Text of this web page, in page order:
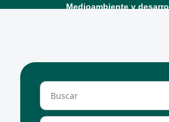
Medioambiente y